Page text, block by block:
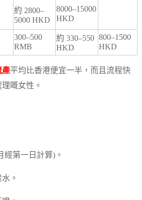
約 2800–
5000 HKD
8000–15000
HKD
300–500
RMB
約 330–550
HKD
800–1500
HKD
產平均比香港便宜一半，而且流程快
嘅女性。
經第一日計算)。
。